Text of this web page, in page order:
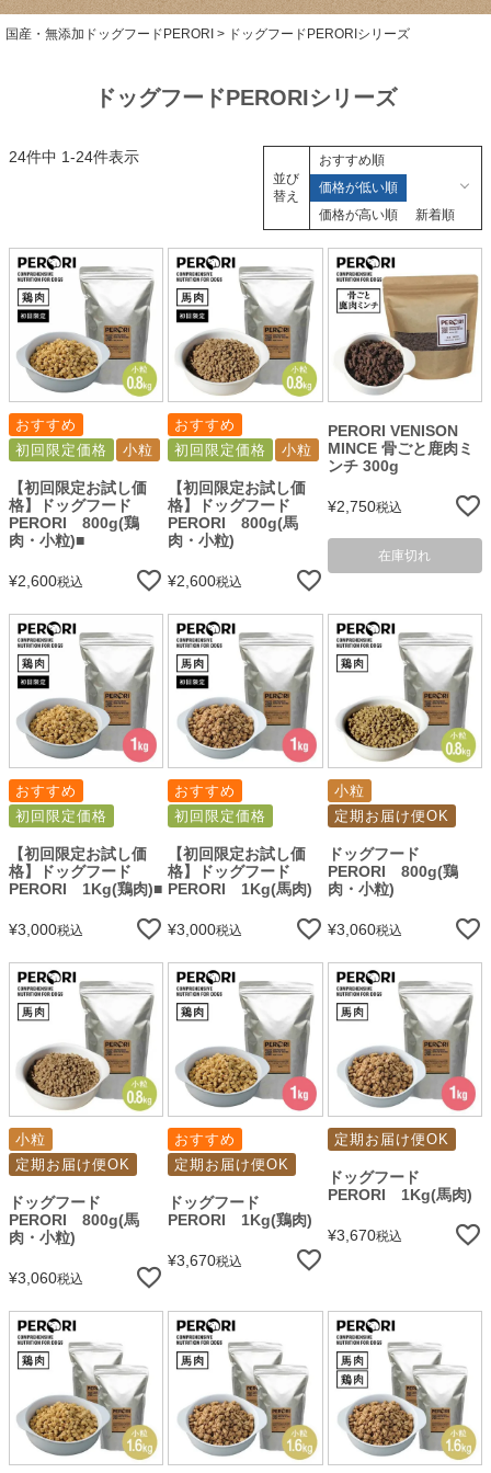
国産・無添加ドッグフードPERORI ドッグフードPERORIシリーズ
ドッグフードPERORIシリーズ
並び
替え
おすすめ順
価格が低い順
価格が高い順
新着順
24件中 1-24件表示
おすすめ
初回限定価格
小粒
【初回限定お試し価
格】ドッグフード
PERORI 800g(鶏
肉・小粒)■
¥2,600税込
おすすめ
初回限定価格
小粒
【初回限定お試し価
格】ドッグフード
PERORI 800g(馬
肉・小粒)
¥2,600税込
PERORI VENISON
MINCE 骨ごと鹿肉ミ
ンチ 300g
¥2,750税込
在庫切れ
おすすめ
初回限定価格
【初回限定お試し価
格】ドッグフード
PERORI 1Kg(鶏肉)■
¥3,000税込
おすすめ
初回限定価格
【初回限定お試し価
格】ドッグフード
PERORI 1Kg(馬肉)
¥3,000税込
小粒
定期お届け便OK
ドッグフード
PERORI 800g(鶏
肉・小粒)
¥3,060税込
小粒
定期お届け便OK
ドッグフード
PERORI 800g(馬
肉・小粒)
¥3,060税込
おすすめ
定期お届け便OK
ドッグフード
PERORI 1Kg(鶏肉)
¥3,670税込
定期お届け便OK
ドッグフード
PERORI 1Kg(馬肉)
¥3,670税込